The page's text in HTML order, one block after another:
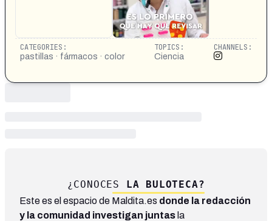
CATEGORIES:
pastillas · fármacos · color
TOPICS:
Ciencia
CHANNELS:
¿CONOCES LA BULOTECA?
Este es el espacio de Maldita.es donde la redacción
y la comunidad investigan juntas la